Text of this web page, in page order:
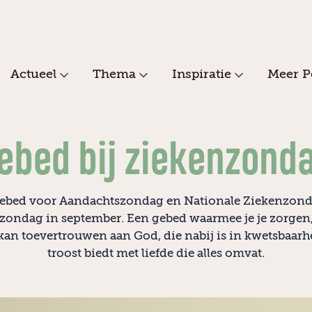
Actueel Thema Inspiratie Meer
bij
voor Aandachtszondag en Nationale
in september. Een gebed waarmee je je
toevertrouwen aan God, die nabij is in
troost biedt met liefde die alles omvat.